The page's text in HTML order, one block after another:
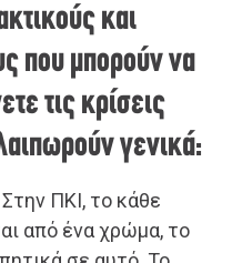
και
που μπορούν να
τις κρίσεις
γενικά:
Στην ΠΚΙ, το κάθε
από ένα χρώμα, το